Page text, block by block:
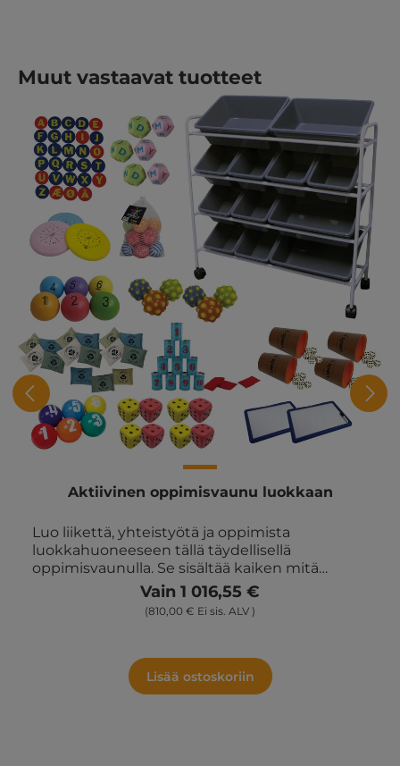
Ohita tuotegalleria
Muut vastaavat tuotteet
Aktiivinen oppimisvaunu luokkaan
Luo liikettä, yhteistyötä ja oppimista
luokkahuoneeseen tällä täydellisellä
oppimisvaunulla. Se sisältää kaiken mitä
tarvitsette aktiivisiin oppimisharjoituksiin
arjessa. Valmis otettavaksi esiin, kun
opetukseen halutaan lisää energiaa ja
aakkosnoppaa 12 kpl tennispalloa kuvioilla 15
Vain 1 016,55 €
(810,00 € Ei sis. ALV )
Lisää ostoskoriin